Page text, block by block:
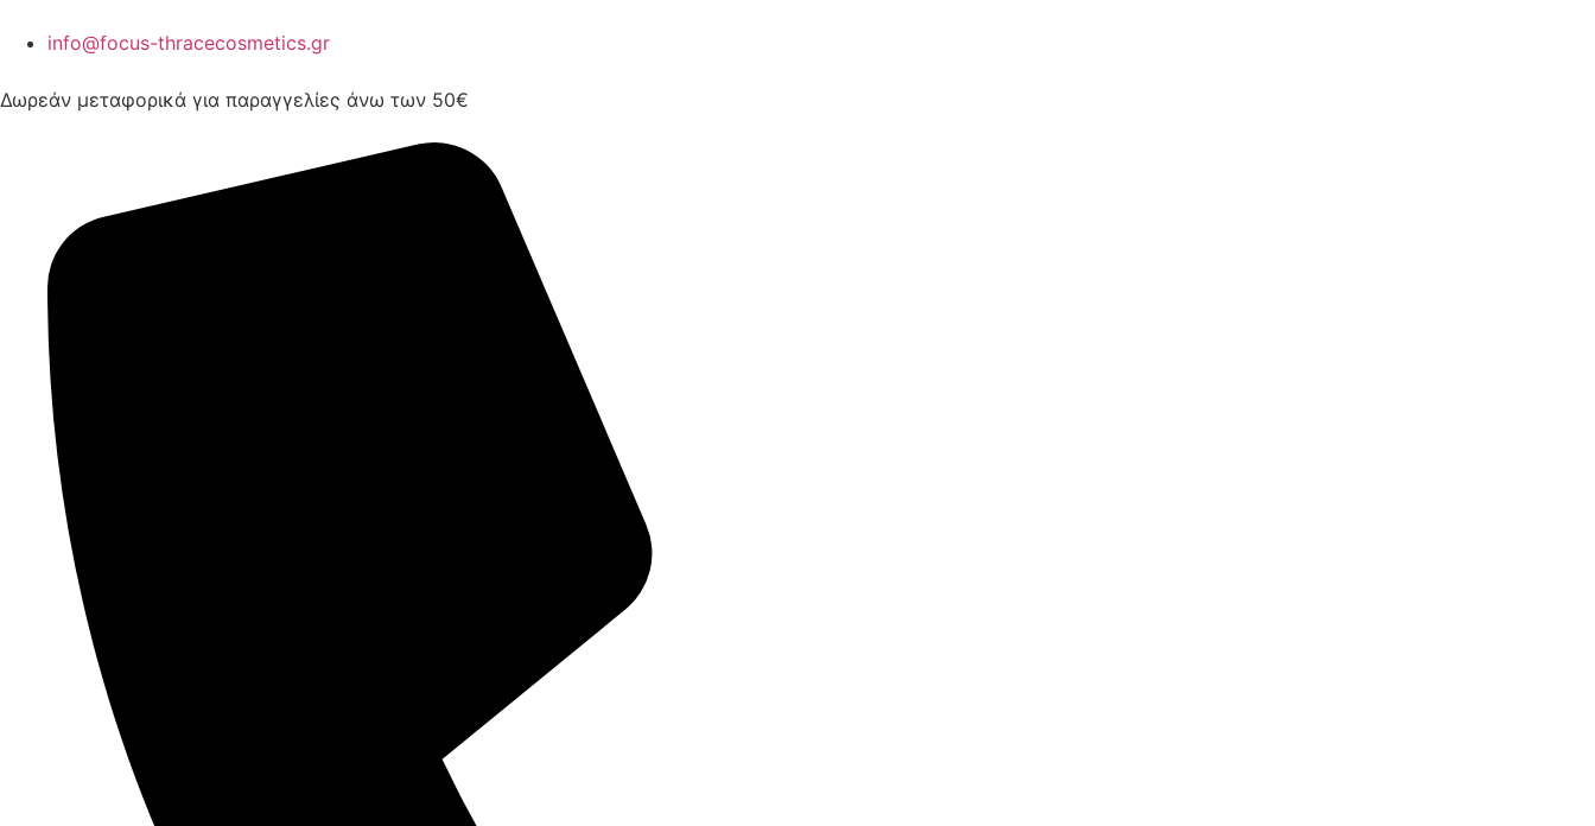
info@focus-thracecosmetics.gr
Δωρεάν μεταφορικά για παραγγελίες άνω των 50€